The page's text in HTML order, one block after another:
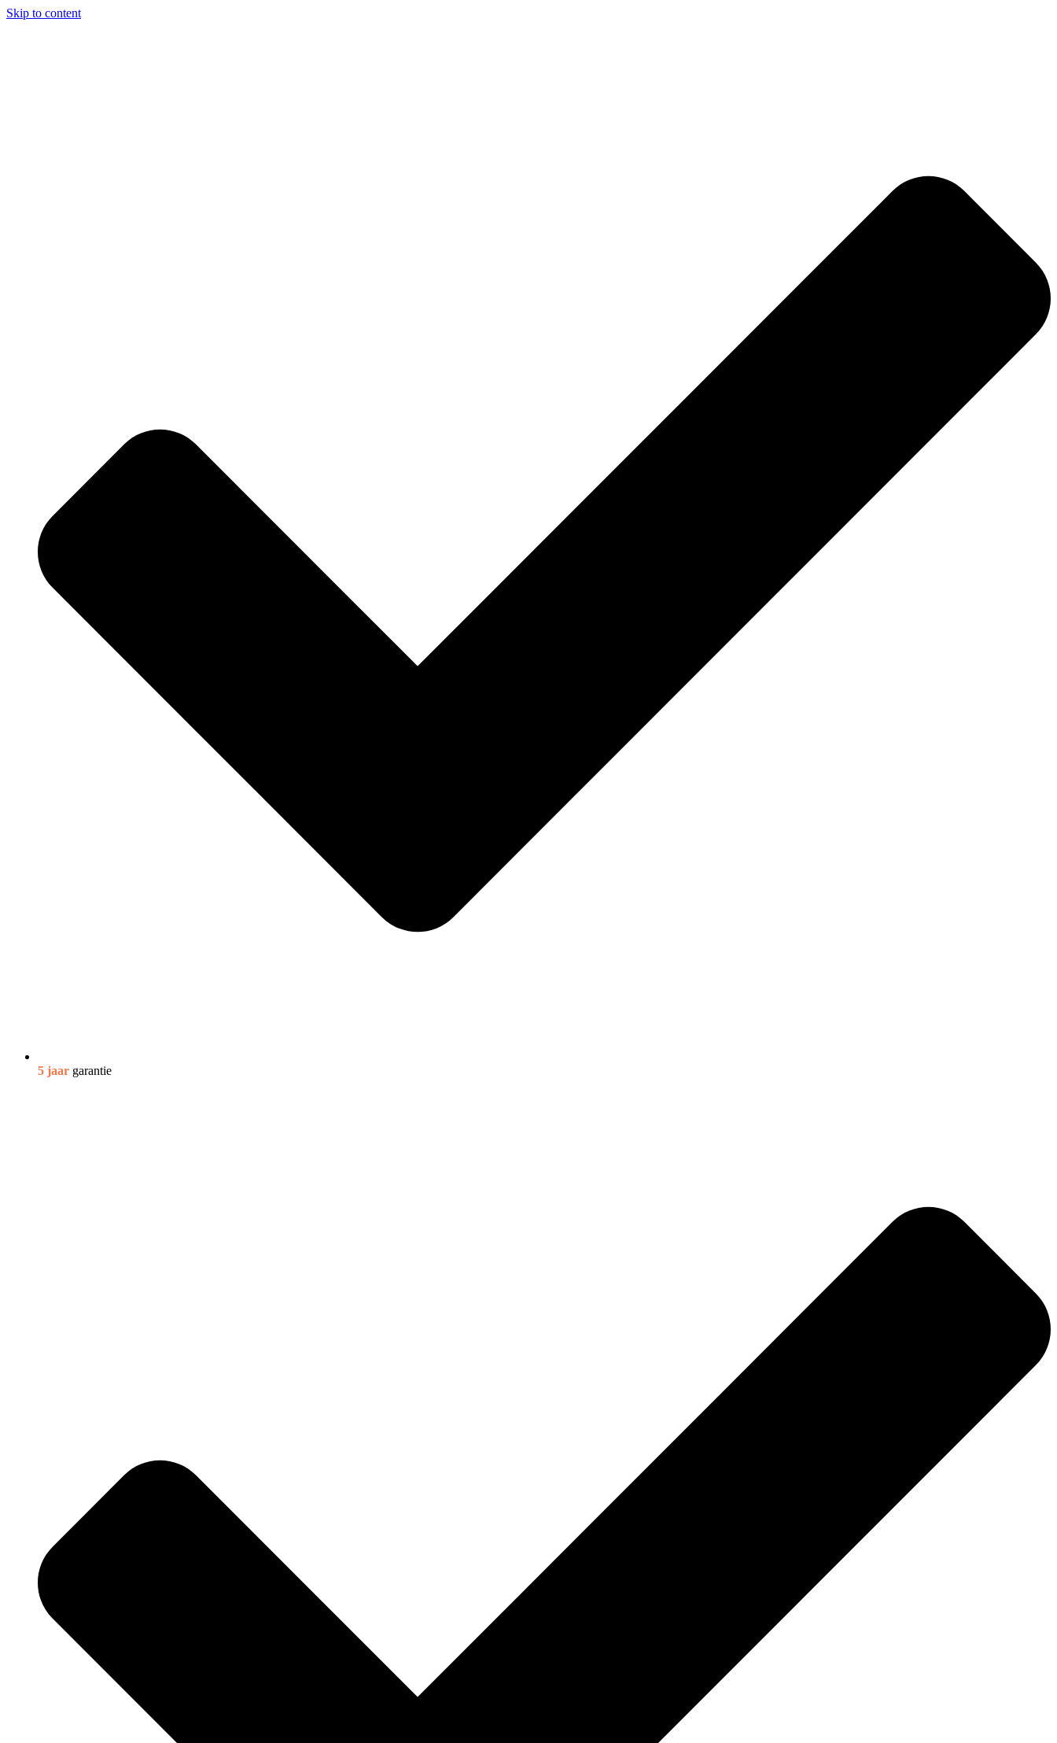
Skip to content
5 jaar garantie